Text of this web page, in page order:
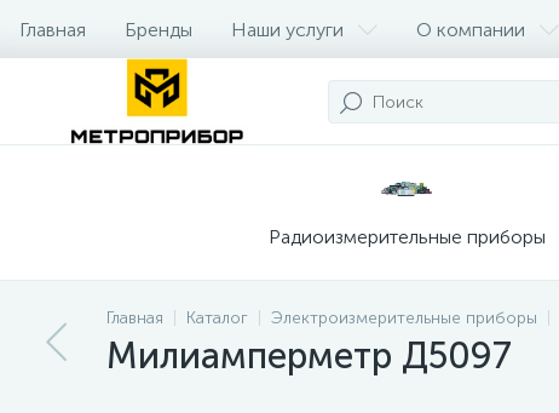
Главная Бренды Наши услуги О компании
Радиоизмерительные приборы
Главная Каталог Электроизмерительные приборы
Милиамперметр Д5097